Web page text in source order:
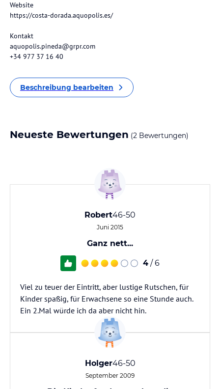
Website
https://costa-dorada.aquopolis.es/
Kontakt
aquopolis.pineda@grpr.com
+34 977 37 16 40
Beschreibung bearbeiten
Neueste Bewertungen (2 Bewertungen)
Robert46-50
Juni 2015
Ganz nett...
4 / 6
Viel zu teuer der Eintritt, aber lustige Rutschen, für
Kinder spaßig, für Erwachsene so eine Stunde auch.
Ein 2.Mal würde ich da aber nicht hin.
Holger46-50
September 2009